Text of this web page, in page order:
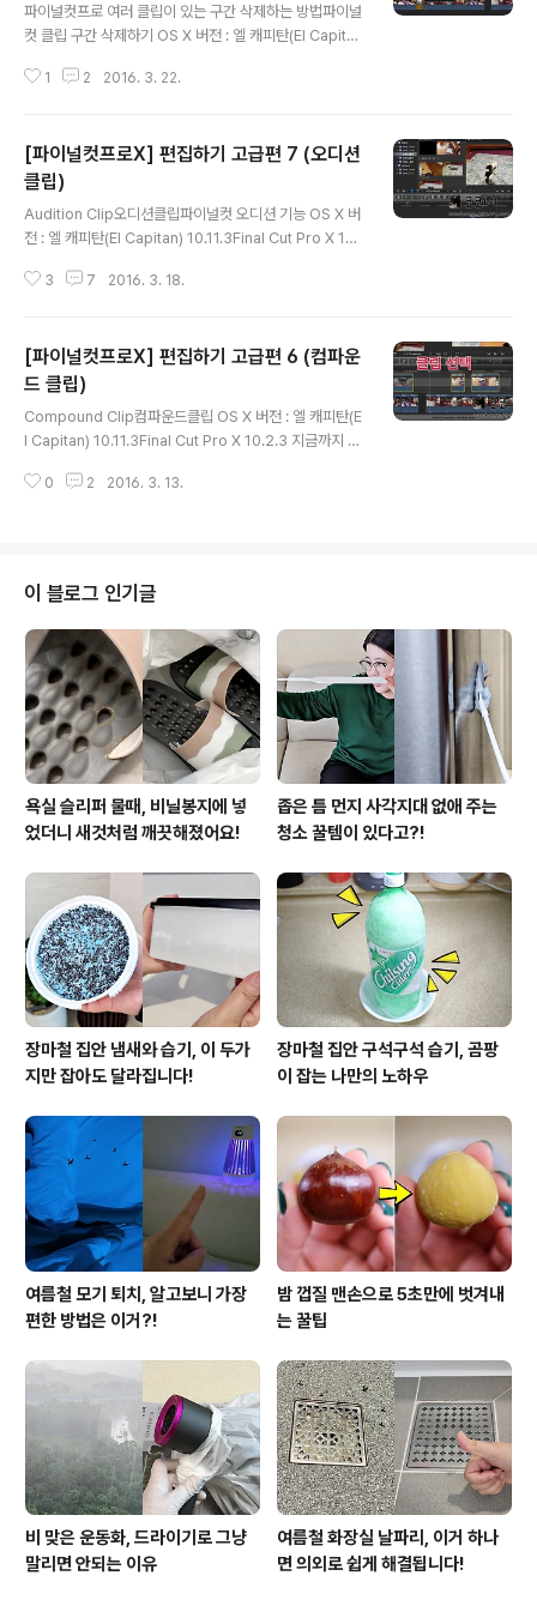
파이널컷프로 여러 클립이 있는 구간 삭제하는 방법파이널
컷 클립 구간 삭제하기 OS X 버전 : 엘 캐피탄(El Capita
임라인에 있는 클립을 복사하는 방법에 대해 알아보았는데
다보면 단순히 클립 하나를 삭제하는 경우도 있지만 여러
개의 클립이 모여 있는 한 구간을 삭제해야 하는 경우도 있
습니다. 여러 클립이 연결되어 있는 구간은 예전 포스팅에
서 언급했었던 블레이드(Blade) 툴을 사용하여 삭제하고
싶은 구간의 모든 클립을 삭제할 수 있습니다. 구간의 여러
클립 한번에 삭제하기 (클립 구간 삭제) 오늘 다루는 포스
1 2 2016. 3. 22.
[파이널컷프로X] 편집하기 고급편 7 (오디션
클립)
Audition Clip오디션클립파이널컷 오디션 기능 OS X 버
전 : 엘 캐피탄(El Capitan) 10.11.3Final Cut Pro X 10.
러 클립들을 내용에 맞게 바꿔가면서 배치를 하게 됩니다.
단을 해야합니다. 여러 클립을 편집하고, 다시 편집한 내용
을 수정하고 되돌리고, 또 다른 클립들을 편집하고 되돌리
는 등의 과정이 수없이 되풀이되어 반복될수도 있습니다.
하지만 파이널컷프로X에서는 새로운 기능인 오디션 기능
을 사용하여 많은 클립들을 오디션 창에 모아서 미리보기
를 할 수 있게 되었습니다. 오디션은 여러 다른 클립들의 그
3 7 2016. 3. 18.
[파이널컷프로X] 편집하기 고급편 6 (컴파운
드 클립)
Compound Clip컴파운드클립 OS X 버전 : 엘 캐피탄(E
l Capitan) 10.11.3Final Cut Pro X 10.2.3 지금까지 포
것에 대해서는 한번도 언급을 안한것 같은데요.파이널컷프
와 편집을 할 수 있습니다.컴파운드된 미디어 파일에 효과
를 적용하거나 위치를 이동하는 작업도 다른 일반 클립에
서의 방식과 비슷합니다.쉽게 말해서 컴파운드 클립은 여
러 개의 클립들을 포함한 하나의 폴더가 한 개의 클립처럼
보이는 기능입니다. 이 컴파운드클립 기능은 같은 스타일
의 자막..
0 2 2016. 3. 13.
이 블로그 인기글
욕실 슬리퍼 물때, 비닐봉지에 넣
었더니 새것처럼 깨끗해졌어요!
좁은 틈 먼지 사각지대 없애 주는
청소 꿀템이 있다고?!
장마철 집안 냄새와 습기, 이 두가
지만 잡아도 달라집니다!
장마철 집안 구석구석 습기, 곰팡
이 잡는 나만의 노하우
여름철 모기 퇴치, 알고보니 가장
편한 방법은 이거?!
밤 껍질 맨손으로 5초만에 벗겨내
는 꿀팁
비 맞은 운동화, 드라이기로 그냥
말리면 안되는 이유
여름철 화장실 날파리, 이거 하나
면 의외로 쉽게 해결됩니다!